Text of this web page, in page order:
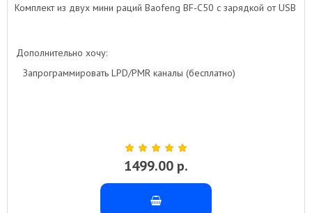
Комплект из двух мини раций Baofeng BF-C50 с зарядкой от USB
Дополнительно хочу:
Запрограммировать LPD/PMR каналы (бесплатно)
1499.00 р.